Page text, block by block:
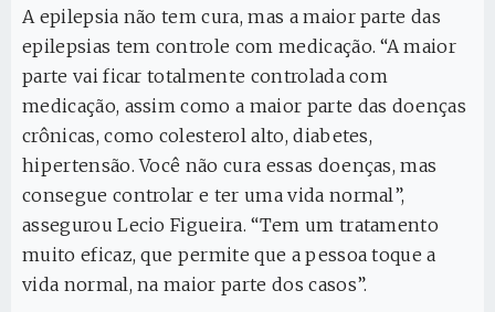
A epilepsia não tem cura, mas a maior parte das
epilepsias tem controle com medicação. “A maior
parte vai ficar totalmente controlada com
medicação, assim como a maior parte das doenças
crônicas, como colesterol alto, diabetes,
hipertensão. Você não cura essas doenças, mas
consegue controlar e ter uma vida normal”,
assegurou Lecio Figueira. “Tem um tratamento
muito eficaz, que permite que a pessoa toque a
vida normal, na maior parte dos casos”.